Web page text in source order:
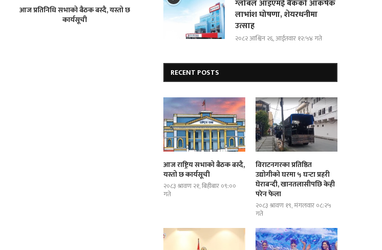
आज प्रतिनिधि सभाको बैठक बस्दै, यस्तो छ
कार्यसूची
दोस्रो पुस्ताका गैरआवासीय नेपाली
(एनआरएन)हरूको संयोजक दीपमाला ढकाल...
ब्रोड पिकमा अस्ताए नेपाली
ग्लोबल आइएमई बैंकको आकर्षक
लाभांश घोषणा, शेयरधनीमा
उत्साह
२०८२ आश्विन २६, आईतवार १२:५४ गते
RECENT POSTS
आज राष्ट्रिय सभाको बैठक बस्दै,
यस्तो छ कार्यसूची
२०८३ श्रावण २१, बिहीबार ०९:००
गते
विराटनगरका प्रतिष्ठित
उद्योगीको घरमा ५ घन्टा प्रहरी
घेराबन्दी, खानतलासीपछि केही
परेन फेला
२०८३ श्रावण १९, मंगलवार ०८:२५
गते